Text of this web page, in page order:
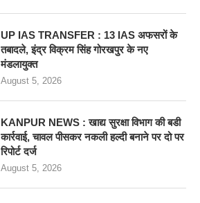
UP IAS TRANSFER : 13 IAS अफसरों के
तबादले, इंद्र विक्रम सिंह गोरखपुर के नए
मंडलायुक्त
August 5, 2026
KANPUR NEWS : खाद्य सुरक्षा विभाग की बडी
कार्रवाई, चावल पीसकर नकली हल्दी बनाने पर दो पर
रिपोर्ट दर्ज
August 5, 2026